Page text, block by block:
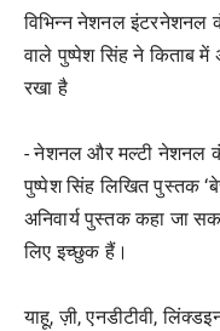
विभिन्न नेशनल इंटरनेशनल
वाले पुष्पेश सिंह ने किताब
रखा है
- नेशनल और मल्टी नेशनल
पुष्पेश सिंह लिखित पुस्तक
अनिवार्य पुस्तक कहा जा
लिए इच्छुक हैं।
याहू, ज़ी, एनडीटीवी,